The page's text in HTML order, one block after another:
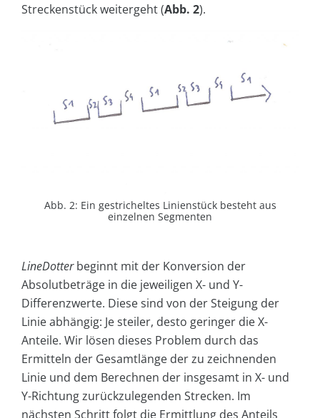
Streckenstück weitergeht (Abb. 2).
Abb. 2: Ein gestricheltes Linienstück besteht aus
einzelnen Segmenten
LineDotterbeginnt mit der Konversion der
Absolutbeträge in die jeweiligen X- und Y-
Differenzwerte. Diese sind von der Steigung der
Linie abhängig: Je steiler, desto geringer die X-
Anteile. Wir lösen dieses Problem durch das
Ermitteln der Gesamtlänge der zu zeichnenden
Linie und dem Berechnen der insgesamt in X- und
Y-Richtung zurückzulegenden Strecken. Im
nächsten Schritt folgt die Ermittlung des Anteils